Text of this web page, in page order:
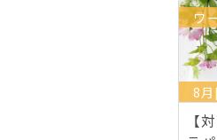
ワ
8
【